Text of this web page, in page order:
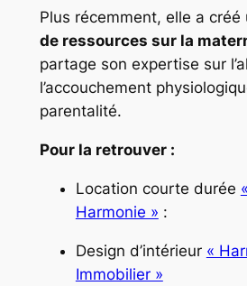
Plus récemment, elle a créé
de ressources sur la
partage son expertise sur
l’accouchement
parentalité.
Pour la retrouver :
Location courte durée
Harmonie » :
Design d’intérieur «
Immobilier »